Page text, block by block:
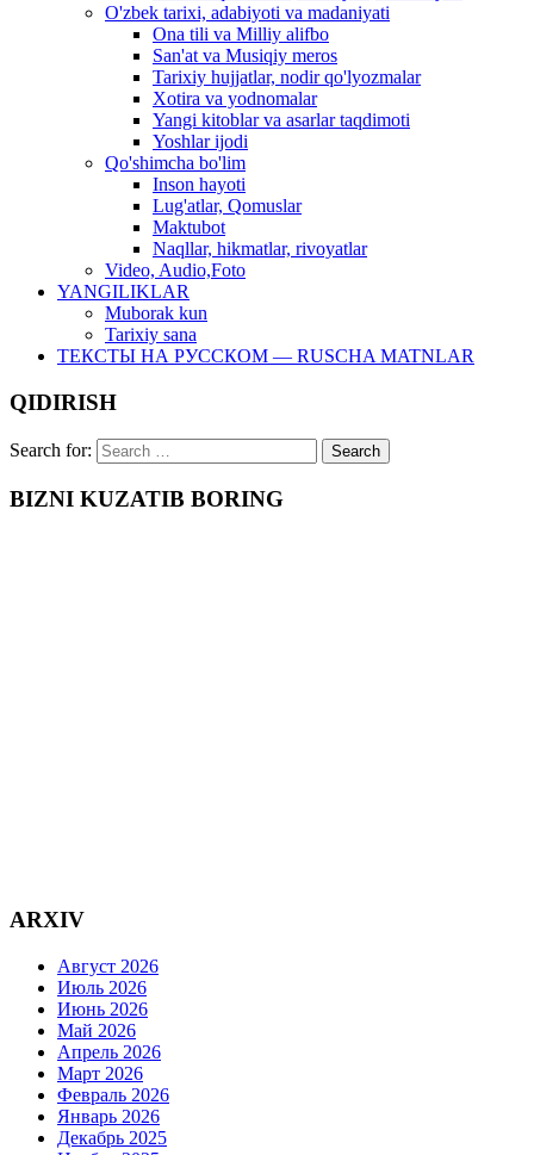
O'zbek tarixi, adabiyoti va madaniyati
Ona tili va Milliy alifbo
San'at va Musiqiy meros
Tarixiy hujjatlar, nodir qo'lyozmalar
Xotira va yodnomalar
Yangi kitoblar va asarlar taqdimoti
Yoshlar ijodi
Qo'shimcha bo'lim
Inson hayoti
Lug'atlar, Qomuslar
Maktubot
Naqllar, hikmatlar, rivoyatlar
Video, Audio,Foto
YANGILIKLAR
Muborak kun
Tarixiy sana
ТЕКСТЫ НА РУССКОМ — RUSCHA MATNLAR
QIDIRISH
Search for:
BIZNI KUZATIB BORING
ARXIV
Август 2026
Июль 2026
Июнь 2026
Май 2026
Апрель 2026
Март 2026
Февраль 2026
Январь 2026
Декабрь 2025